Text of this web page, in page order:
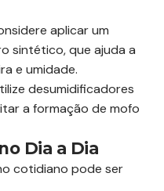
aplicar um
sintético, que ajuda a
e umidade.
desumidificadores
a formação de mofo
Dia a Dia
cotidiano pode ser